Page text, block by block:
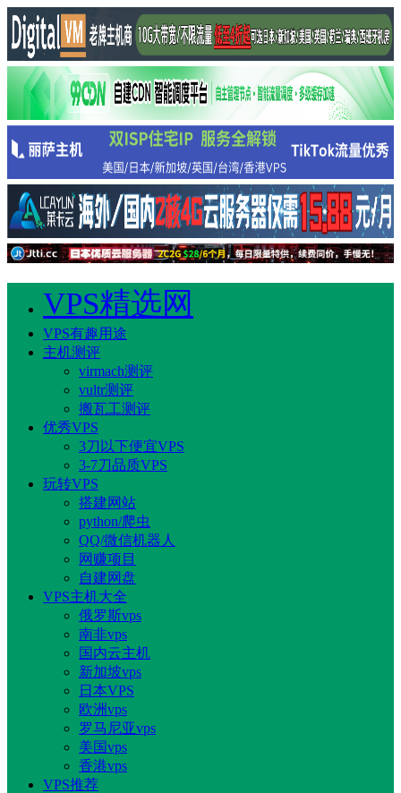
VPS精选网
VPS有趣用途
主机测评
virmach测评
vultr测评
搬瓦工测评
优秀VPS
3刀以下便宜VPS
3-7刀品质VPS
玩转VPS
搭建网站
python/爬虫
QQ/微信机器人
网赚项目
自建网盘
VPS主机大全
俄罗斯vps
南非vps
国内云主机
新加坡vps
日本VPS
欧洲vps
罗马尼亚vps
美国vps
香港vps
VPS推荐